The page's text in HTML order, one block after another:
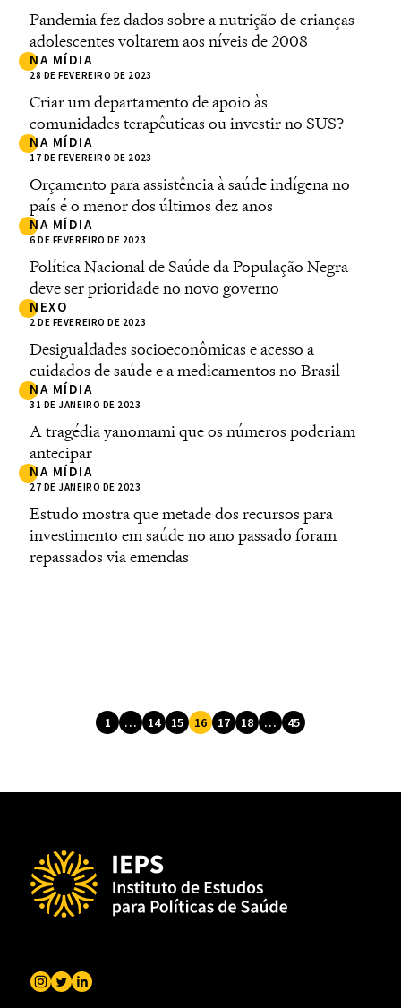
Pandemia fez dados sobre a nutrição de crianças
adolescentes voltarem aos níveis de 2008
NA MÍDIA
28 DE FEVEREIRO DE 2023
Criar um departamento de apoio às
comunidades terapêuticas ou investir no SUS?
NA MÍDIA
17 DE FEVEREIRO DE 2023
Orçamento para assistência à saúde indígena no
país é o menor dos últimos dez anos
NA MÍDIA
6 DE FEVEREIRO DE 2023
Política Nacional de Saúde da População Negra
deve ser prioridade no novo governo
NEXO
2 DE FEVEREIRO DE 2023
Desigualdades socioeconômicas e acesso a
cuidados de saúde e a medicamentos no Brasil
NA MÍDIA
31 DE JANEIRO DE 2023
A tragédia yanomami que os números poderiam
antecipar
NA MÍDIA
27 DE JANEIRO DE 2023
Estudo mostra que metade dos recursos para
investimento em saúde no ano passado foram
repassados via emendas
1 … 14 15 16 17 18 … 45